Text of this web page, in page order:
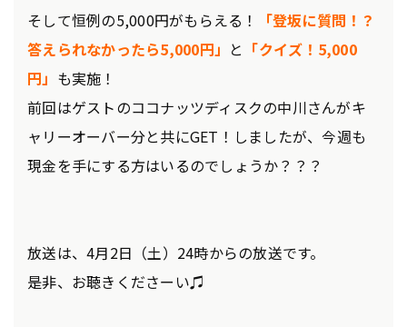
そして恒例の5,000円がもらえる！
「登坂に質問！？
答えられなかったら5,000円」 と 「クイズ！5,000
円」 も実施！
前回はゲストのココナッツディスクの中川さんがキ
ャリーオーバー分と共にGET！しましたが、今週も
現金を手にする方はいるのでしょうか？？？
放送は、4月2日（土）24時からの放送です。
是非、お聴きくださーい♫